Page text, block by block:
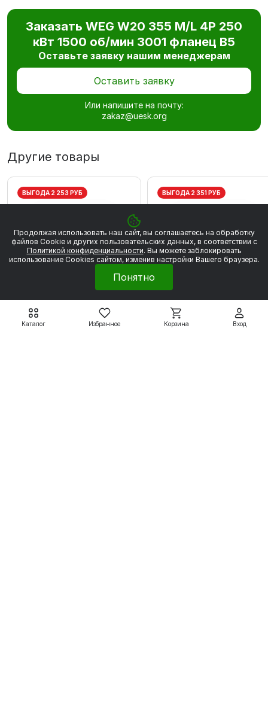
Каталог Избранное Корзина Вход
Заказать WEG W20 355 M/L 4P 250
кВт 1500 об/мин 3001 фланец В5
Оставьте заявку нашим менеджерам
Оставить заявку
Или напишите на почту:
zakaz@uesk.org
Другие товары
ВЫГОДА 2 253 РУБ
Электродвигатели WEG
ВЫГОДА 2 351 РУБ
Электродвигатели WEG
Продолжая использовать наш сайт, вы соглашаетесь на обработку
файлов Сookie и других пользовательских данных, в соответствии с
Политикой конфиденциальности. Вы можете заблокировать
использование Cookies сайтом, изменив настройки Вашего браузера.
Понятно